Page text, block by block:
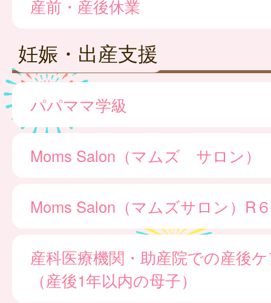
産前・産後休業
妊娠・出産支援
パパママ学級
Moms Salon（マムズ サロン）
Moms Salon（マムズサロン）R
産科医療機関・助産院での産後
（産後1年以内の母子）